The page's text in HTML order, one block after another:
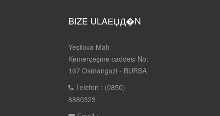
BIZE ULAЕЏД�N
Yeşilova Mah
Kemerçeşme caddesi No:
167 Osmangazi - BURSA
Telefon : (0850)
8880323